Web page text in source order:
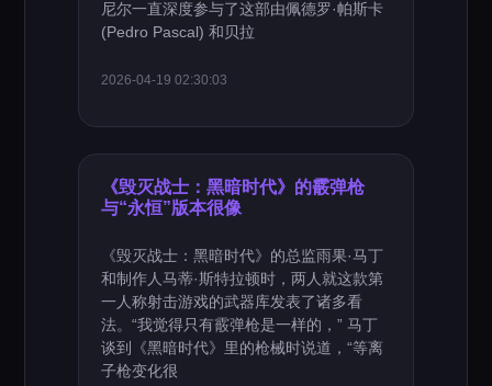
尼尔一直深度参与了这部由佩德罗·帕斯卡
(Pedro Pascal) 和贝拉
2026-04-19 02:30:03
《毁灭战士：黑暗时代》的霰弹枪
与“永恒”版本很像
《毁灭战士：黑暗时代》的总监雨果·马丁
和制作人马蒂·斯特拉顿时，两人就这款第
一人称射击游戏的武器库发表了诸多看
法。“我觉得只有霰弹枪是一样的，” 马丁
谈到《黑暗时代》里的枪械时说道，“等离
子枪变化很